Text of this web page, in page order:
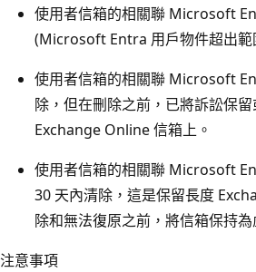
使用者信箱的相關聯 Microsoft
(Microsoft Entra 用戶物件超出範
使用者信箱的相關聯 Microsoft
除，但在刪除之前，已將訴訟保
Exchange Online 信箱上。
使用者信箱的相關聯 Microsoft
30 天內清除，這是保留長度
除和無法復原之前，將信箱保持為
注意事項